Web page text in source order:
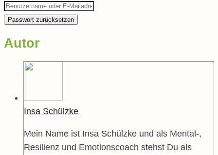
Autor
Insa Schülzke
Mein Name ist Insa Schülzke und als Mental-,
Resilienz und Emotionscoach stehst Du als